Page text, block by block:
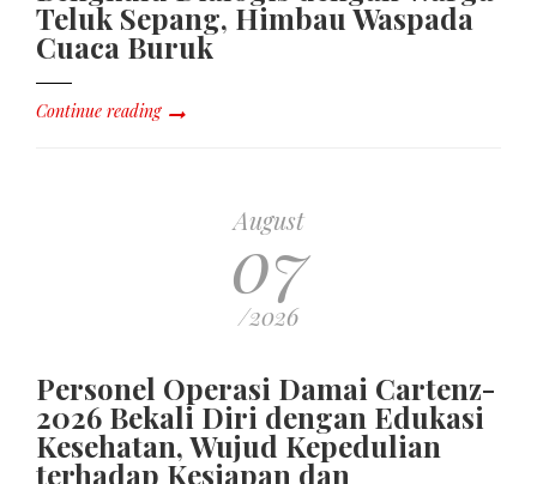
Teluk Sepang, Himbau Waspada
Cuaca Buruk
Continue reading
August
07
/2026
Personel Operasi Damai Cartenz-
2026 Bekali Diri dengan Edukasi
Kesehatan, Wujud Kepedulian
terhadap Kesiapan dan